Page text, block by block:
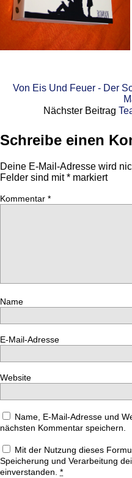
Von Eis Und Feuer - Der
Nächster Beitrag
Schreibe einen
Deine E-Mail-Adresse wird
Felder sind mit* markiert
Kommentar *
Name
E-Mail-Adresse
Website
Name, E-Mail-Adresse und
nächsten Kommentar speichern.
Mit der Nutzung dieses
Speicherung und Verarbeitung
einverstanden. *